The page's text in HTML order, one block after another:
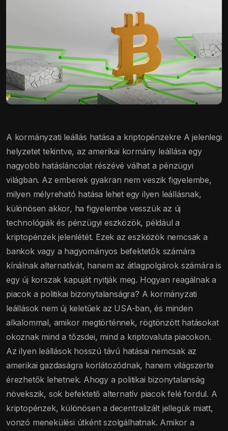
A kormányzati leállás hatása a kriptopénzekre A jelenlegi
helyzetet tekintve, az amerikai kormány leállása egy
nagyobb hatásláncolat részévé válhat a pénzügyi
világban. Az emberek gyakran nem veszik figyelembe,
milyen mélyreható hatása lehet egy ilyen leállásnak,
különösen akkor, ha figyelembe vesszük az új
technológiák és pénzügyi eszközök, például a
kriptopénzek jelenlétét. Ezek az eszközök nemcsak a
bankok vagy a hagyományos befektetők számára
kínálnak alternatívát, hanem az átlagpolgárok számára is
egy új korszak kapuját nyitják meg. Hogyan reagálnak a
piacok a politikai bizonytalanságra? A kormányzati
leállások nem új keletűek az USA-ban, és minden
alkalommal, amikor megtörténnek, rögtönzött hatásokat
okoznak mind a tőzsdei, mind a kriptovaluta piacokon.
Az ilyen leállások hosszú távú hatásai nemcsak az
amerikai gazdaságra korlátozódnak, hanem világszerte
érezhetők lehetnek. Ahogy a politikai bizonytalanság
növekszik, sok befektető alternatív piacok felé fordul. A
kriptopénzek, különösen a decentralizált jellegük miatt,
vonzó menekülési útként szolgálhatnak. Amikor a